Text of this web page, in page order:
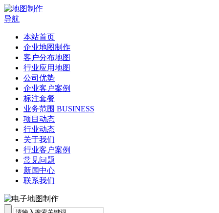
导航
本站首页
企业地图制作
客户分布地图
行业应用地图
公司优势
企业客户案例
标注套餐
业务范围 BUSINESS
项目动态
行业动态
关于我们
行业客户案例
常见问题
新闻中心
联系我们